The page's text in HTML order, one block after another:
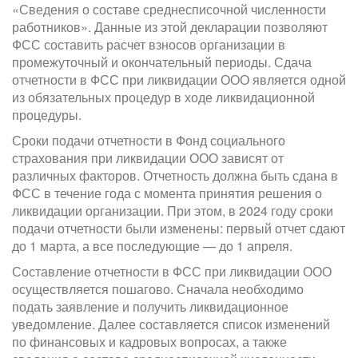
«Сведения о составе среднесписочной численности
работников». Данные из этой декларации позволяют
ФСС составить расчет взносов организации в
промежуточный и окончательный периоды. Сдача
отчетности в ФСС при ликвидации ООО является одной
из обязательных процедур в ходе ликвидационной
процедуры.
Сроки подачи отчетности в Фонд социального
страхования при ликвидации ООО зависят от
различных факторов. Отчетность должна быть сдана в
ФСС в течение года с момента принятия решения о
ликвидации организации. При этом, в 2024 году сроки
подачи отчетности были изменены: первый отчет сдают
до 1 марта, а все последующие — до 1 апреля.
Составление отчетности в ФСС при ликвидации ООО
осуществляется пошагово. Сначала необходимо
подать заявление и получить ликвидационное
уведомление. Далее составляется список изменений
по финансовых и кадровых вопросах, а также